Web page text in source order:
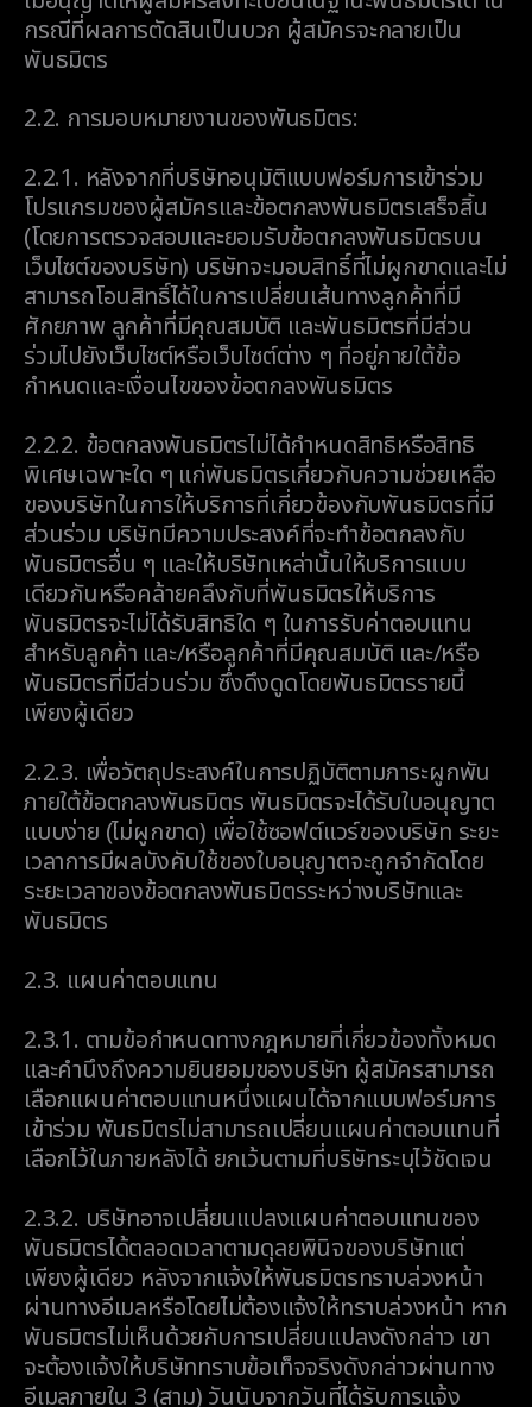
กรณีที่ผลการตัดสินเป็นบวก ผู้สมัครจะกลายเป็น
พันธมิตร
2.2. การมอบหมายงานของพันธมิตร:
2.2.1. หลังจากที่บริษัทอนุมัติแบบฟอร์มการเข้าร่วม
โปรแกรมของผู้สมัครและข้อตกลงพันธมิตรเสร็จสิ้น
(โดยการตรวจสอบและยอมรับข้อตกลงพันธมิตรบน
เว็บไซต์ของบริษัท) บริษัทจะมอบสิทธิ์ที่ไม่ผูกขาดและไม่
สามารถโอนสิทธิ์ได้ในการเปลี่ยนเส้นทางลูกค้าที่มี
ศักยภาพ ลูกค้าที่มีคุณสมบัติ และพันธมิตรที่มีส่วน
ร่วมไปยังเว็บไซต์หรือเว็บไซต์ต่าง ๆ ที่อยู่ภายใต้ข้อ
กำหนดและเงื่อนไขของข้อตกลงพันธมิตร
2.2.2. ข้อตกลงพันธมิตรไม่ได้กำหนดสิทธิหรือสิทธิ
พิเศษเฉพาะใด ๆ แก่พันธมิตรเกี่ยวกับความช่วยเหลือ
ของบริษัทในการให้บริการที่เกี่ยวข้องกับพันธมิตรที่มี
ส่วนร่วม บริษัทมีความประสงค์ที่จะทำข้อตกลงกับ
พันธมิตรอื่น ๆ และให้บริษัทเหล่านั้นให้บริการแบบ
เดียวกันหรือคล้ายคลึงกับที่พันธมิตรให้บริการ
พันธมิตรจะไม่ได้รับสิทธิใด ๆ ในการรับค่าตอบแทน
สำหรับลูกค้า และ/หรือลูกค้าที่มีคุณสมบัติ และ/หรือ
พันธมิตรที่มีส่วนร่วม ซึ่งดึงดูดโดยพันธมิตรรายนี้
เพียงผู้เดียว
2.2.3. เพื่อวัตถุประสงค์ในการปฏิบัติตามภาระผูกพัน
ภายใต้ข้อตกลงพันธมิตร พันธมิตรจะได้รับใบอนุญาต
แบบง่าย (ไม่ผูกขาด) เพื่อใช้ซอฟต์แวร์ของบริษัท ระยะ
เวลาการมีผลบังคับใช้ของใบอนุญาตจะถูกจำกัดโดย
ระยะเวลาของข้อตกลงพันธมิตรระหว่างบริษัทและ
พันธมิตร
2.3. แผนค่าตอบแทน
2.3.1. ตามข้อกำหนดทางกฎหมายที่เกี่ยวข้องทั้งหมด
และคำนึงถึงความยินยอมของบริษัท ผู้สมัครสามารถ
เลือกแผนค่าตอบแทนหนึ่งแผนได้จากแบบฟอร์มการ
เข้าร่วม พันธมิตรไม่สามารถเปลี่ยนแผนค่าตอบแทนที่
เลือกไว้ในภายหลังได้ ยกเว้นตามที่บริษัทระบุไว้ชัดเจน
2.3.2. บริษัทอาจเปลี่ยนแปลงแผนค่าตอบแทนของ
พันธมิตรได้ตลอดเวลาตามดุลยพินิจของบริษัทแต่
เพียงผู้เดียว หลังจากแจ้งให้พันธมิตรทราบล่วงหน้า
ผ่านทางอีเมลหรือโดยไม่ต้องแจ้งให้ทราบล่วงหน้า หาก
พันธมิตรไม่เห็นด้วยกับการเปลี่ยนแปลงดังกล่าว เขา
จะต้องแจ้งให้บริษัททราบข้อเท็จจริงดังกล่าวผ่านทาง
อีเมลภายใน 3 (สาม) วันนับจากวันที่ได้รับการแจ้ง